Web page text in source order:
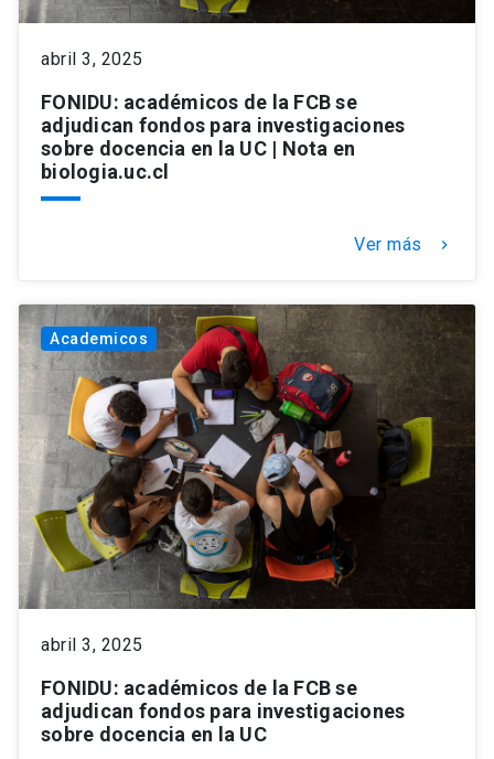
Académicos
Consejo de Facultad
Secretaría Académica
Dirección Investigación
Grupos de Investigación
Institutos y Centros
Redes Internacionales
Estudiantes
Pregrado
Postgrado
Publicaciones
Contacto
abril 3, 2025
FONIDU: académicos de la FCB se
adjudican fondos para investigaciones
sobre docencia en la UC | Nota en
biologia.uc.cl
Ver más keyboard_arrow_right
Academicos
abril 3, 2025
FONIDU: académicos de la FCB se
adjudican fondos para investigaciones
sobre docencia en la UC